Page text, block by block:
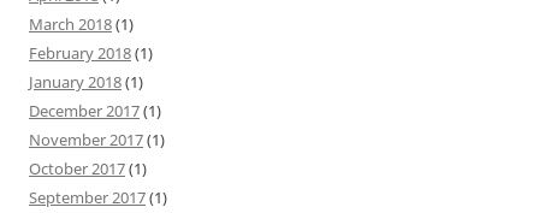
March 2018(1)
February 2018(1)
January 2018(1)
December 2017(1)
November 2017(1)
October 2017(1)
September 2017(1)